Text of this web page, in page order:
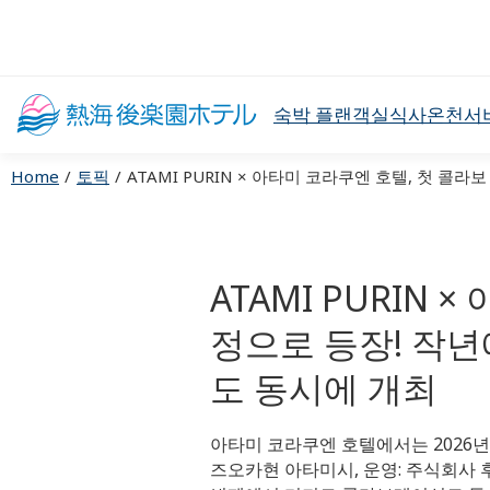
숙박 플랜객실식사온천서
Home 토픽 ATAMI PURIN × 아타미 코라쿠엔 호텔, 첫 콜라보
ATAMI PURIN ×
정으로 등장! 작
도 동시에 개최
아타미 코라쿠엔 호텔에서는 2026
즈오카현 아타미시, 운영: 주식회사